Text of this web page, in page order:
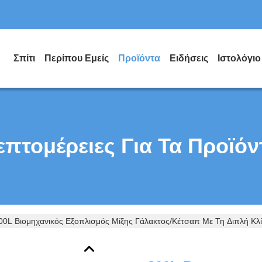
Σπίτι Περίπου Εμείς Προϊόντα Ειδήσεις Ιστολόγιο
Για Τα
Βιομηχανικός Εξοπλισμός Μίξης Γάλακτος/κέτσαπ Με Τη Διπλή